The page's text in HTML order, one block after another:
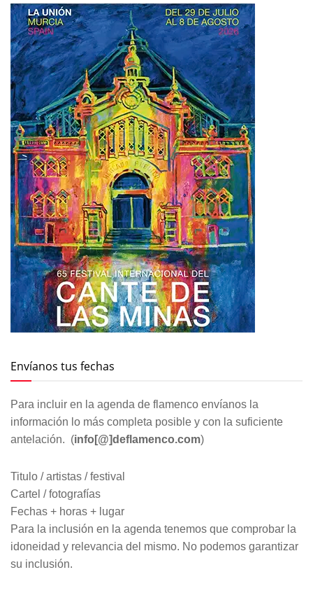
Envíanos tus fechas
Para incluir en la agenda de flamenco envíanos la
información lo más completa posible y con la suficiente
antelación. (info[@]deflamenco.com)
Titulo / artistas / festival
Cartel / fotografías
Fechas + horas + lugar
Para la inclusión en la agenda tenemos que comprobar la
idoneidad y relevancia del mismo. No podemos garantizar
su inclusión.